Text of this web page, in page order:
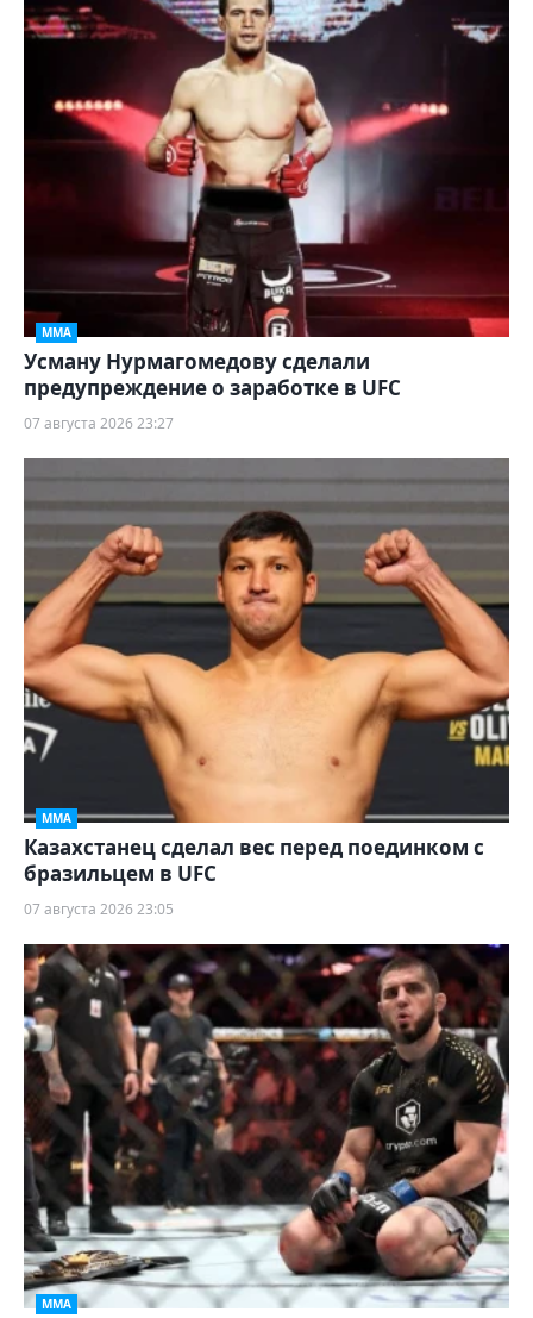
ММА
Усману Нурмагомедову сделали
предупреждение о заработке в UFC
07 августа 2026 23:27
ММА
Казахстанец сделал вес перед поединком с
бразильцем в UFC
07 августа 2026 23:05
ММА